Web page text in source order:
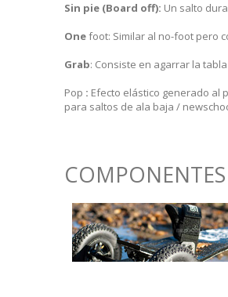
Sin pie (Board off): Un salto
Onefoot: Similar al no-foot pero
Grab: Consiste en agarrar la
Pop : Efecto elástico generado al
para saltos de ala baja /